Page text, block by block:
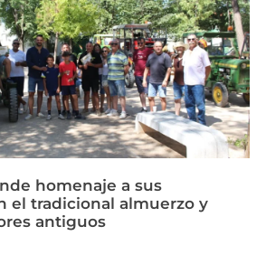
homenaje a sus
el tradicional almuerzo y
antiguos